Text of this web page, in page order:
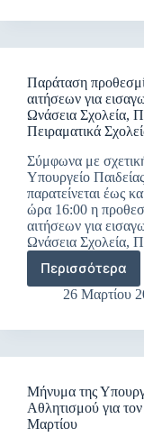
ύστερα
Δήλωση
άλλα
Π.Υ.Σ.Π.Ε
και
ωραρίου
αυτών
καθώς
και
Π.Υ.Σ.Π.Ε.
για
ΘΕΣΕΩΝ
ΣΤΑ
ΠΕΙ.Σ.
ΓΙΑ
ΤΟ
ΣΧΟΛΙΚΟ
ΕΤΟΣ
2026-
2027
Παράταση
αιτήσεων για
Ωνάσεια Σχολεία,
Πειραματικά
Σύμφωνα με
Υπουργείο
παρατείνεται έως
ώρα 16:00 η
αιτήσεων για
Ωνάσεια Σχολεία,
Περισσότερα
Παράταση
για
σε
Πρότυπα
26 Μαρτίου
Μήνυμα της
Αθλητισμού για
Μαρτίου